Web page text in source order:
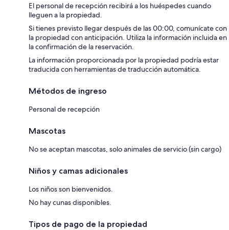
El personal de recepción recibirá a los huéspedes cuando
lleguen a la propiedad.
Si tienes previsto llegar después de las 00:00, comunícate con
la propiedad con anticipación. Utiliza la información incluida en
la confirmación de la reservación.
La información proporcionada por la propiedad podría estar
traducida con herramientas de traducción automática.
Métodos de ingreso
Personal de recepción
Mascotas
No se aceptan mascotas, solo animales de servicio (sin cargo)
Niños y camas adicionales
Los niños son bienvenidos.
No hay cunas disponibles.
Tipos de pago de la propiedad